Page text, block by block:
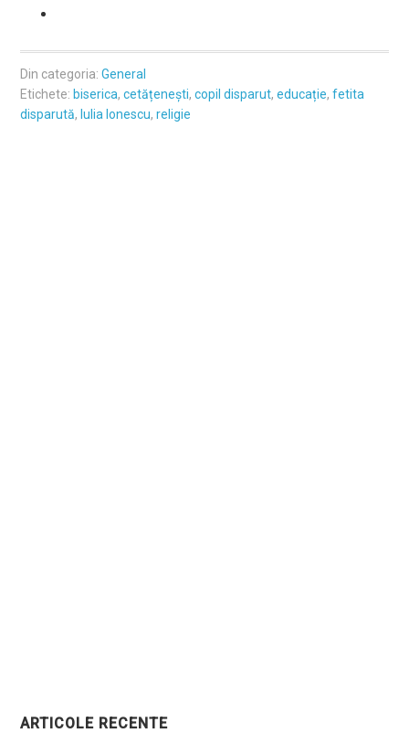
Din categoria:General
Etichete: biserica,cetățenești,copil disparut,educație,fetita
disparută, Iulia Ionescu,religie
ARTICOLE RECENTE